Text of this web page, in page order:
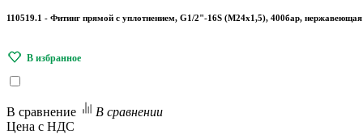
110519.1 - Фитинг прямой с уплотнением, G1/2"-16S (М24х1,5), 400бар, нержавеющая
В сравнение
В сравнении
Цена с НДС